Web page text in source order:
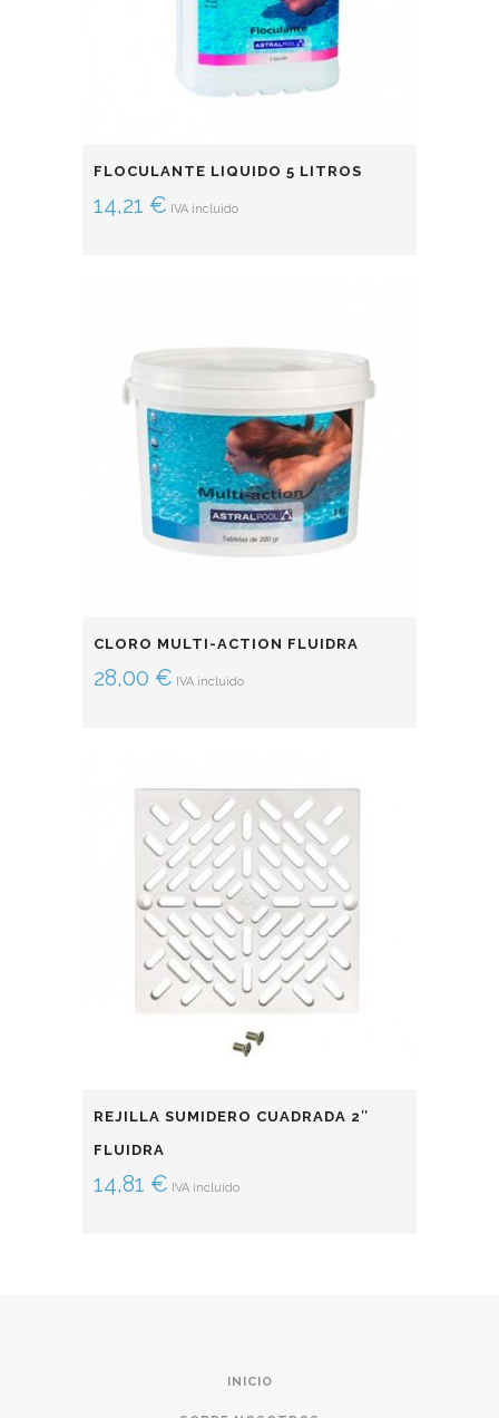
FLOCULANTE LIQUIDO 5 LITROS
14,21 € IVA incluido
CLORO MULTI-ACTION FLUIDRA
28,00 € IVA incluido
REJILLA SUMIDERO CUADRADA 2″
FLUIDRA
14,81 € IVA incluido
INICIO